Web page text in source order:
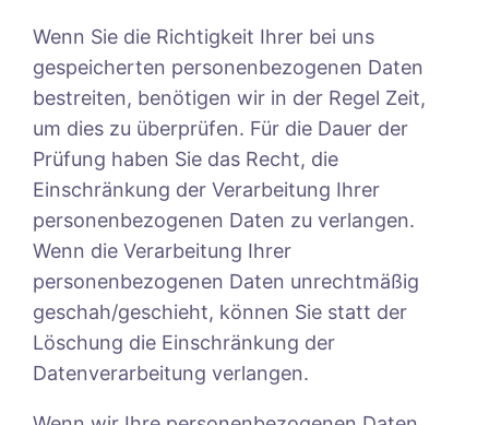
Wenn Sie die Richtigkeit Ihrer bei uns
gespeicherten personenbezogenen Daten
bestreiten, benötigen wir in der Regel Zeit,
um dies zu überprüfen. Für die Dauer der
Prüfung haben Sie das Recht, die
Einschränkung der Verarbeitung Ihrer
personenbezogenen Daten zu verlangen.
Wenn die Verarbeitung Ihrer
personenbezogenen Daten unrechtmäßig
geschah/geschieht, können Sie statt der
Löschung die Einschränkung der
Datenverarbeitung verlangen.